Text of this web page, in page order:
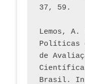
37, 59.
Lemos,
Políticas
de
Científica
Brasil. In